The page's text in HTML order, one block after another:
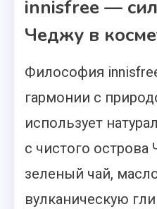
innisfree —
Чеджу в
Философия
гармонии с
использует
с чистого острова
зеленый чай,
вулканическую